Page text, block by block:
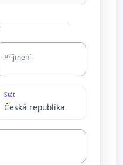
Příjmení
Stát